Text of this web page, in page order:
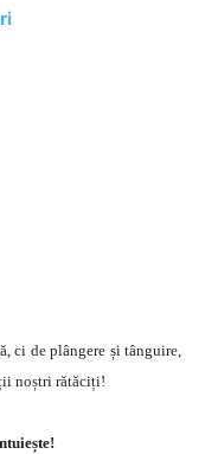
ci de plângere și tânguire,
noștri rătăciți!